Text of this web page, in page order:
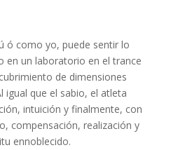
ó como yo, puede sentir lo
en un laboratorio en el trance
de dimensiones
igual que el sabio, el atleta
intuición y finalmente, con
compensación, realización y
ennoblecido.